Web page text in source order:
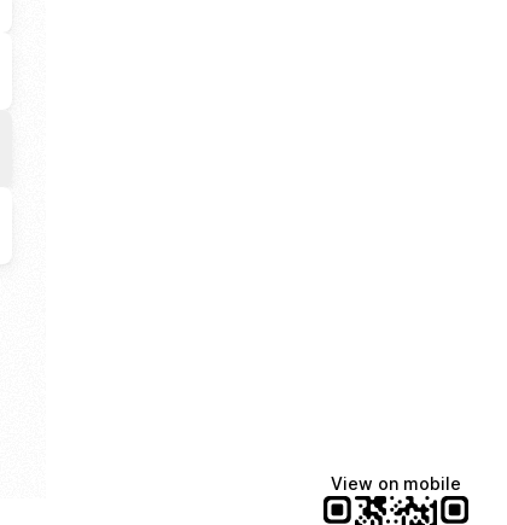
View on mobile